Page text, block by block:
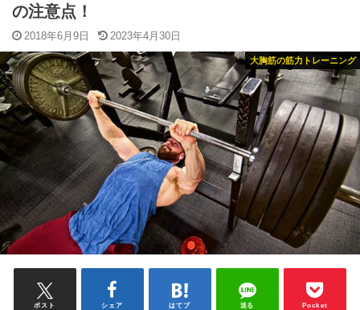
の注意点！
2018年6月9日 2023年4月30日
大胸筋の筋力トレーニング
ポスト シェア はてブ 送る Pocket